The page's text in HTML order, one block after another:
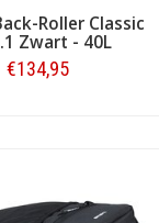
en andere
op de fiets.
van de
Roller Classic
Zwart - 40L
€134,95